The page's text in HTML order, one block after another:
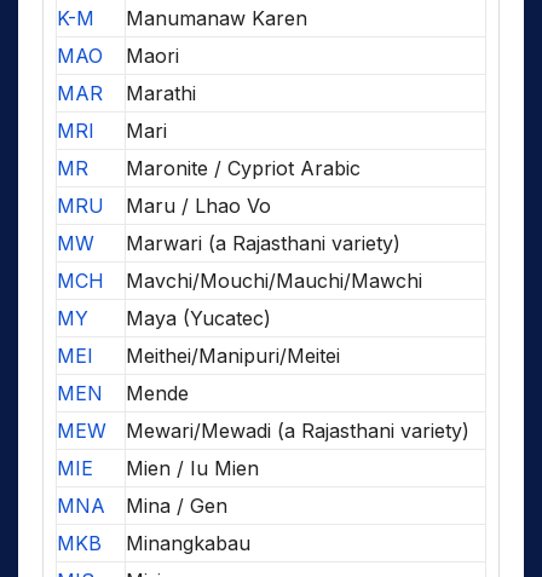
K-M
Manumanaw Karen
MAO
Maori
MAR
Marathi
MRI
Mari
MR
Maronite / Cypriot Arabic
MRU
Maru / Lhao Vo
MW
Marwari (a Rajasthani variety)
MCH
Mavchi/Mouchi/Mauchi/Mawchi
MY
Maya (Yucatec)
MEI
Meithei/Manipuri/Meitei
MEN
Mende
MEW
Mewari/Mewadi (a Rajasthani variety)
MIE
Mien / Iu Mien
MNA
Mina / Gen
MKB
Minangkabau